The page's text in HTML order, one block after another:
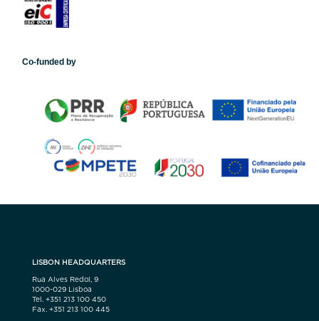
Co-funded by
LISBON HEADQUARTERS
Rua Alves Redol, 9
1000-029 Lisboa
Tel. +351 213 100 450
Fax. +351 213 100 445